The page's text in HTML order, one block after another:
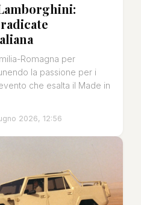
Romagna per
la passione per i
che esalta il Made in
2026, 12:56